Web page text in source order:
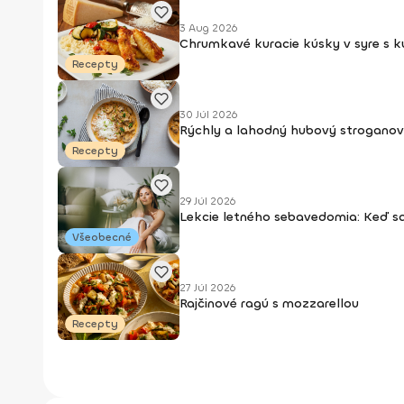
Recepty
3 Aug 2026
Chrumkavé kuracie kúsky v syre s
Recepty
30 Júl 2026
Rýchly a lahodný hubový stroganov
Všeobecné
29 Júl 2026
Lekcie letného sebavedomia: Keď
Recepty
27 Júl 2026
Rajčinové ragú s mozzarellou